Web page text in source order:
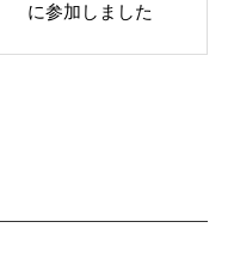
に参加しました